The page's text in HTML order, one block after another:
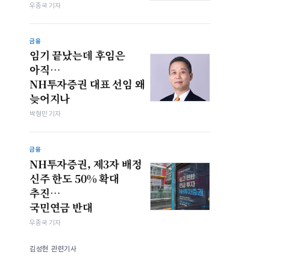
우종국 기자
금융
임기 끝났는데 후임은
아직…
NH투자증권 대표 선임 왜
늦어지나
박형민 기자
금융
NH투자증권, 제3자 배정
신주 한도 50% 확대
추진…
국민연금 반대
우종국 기자
김성현 관련기사